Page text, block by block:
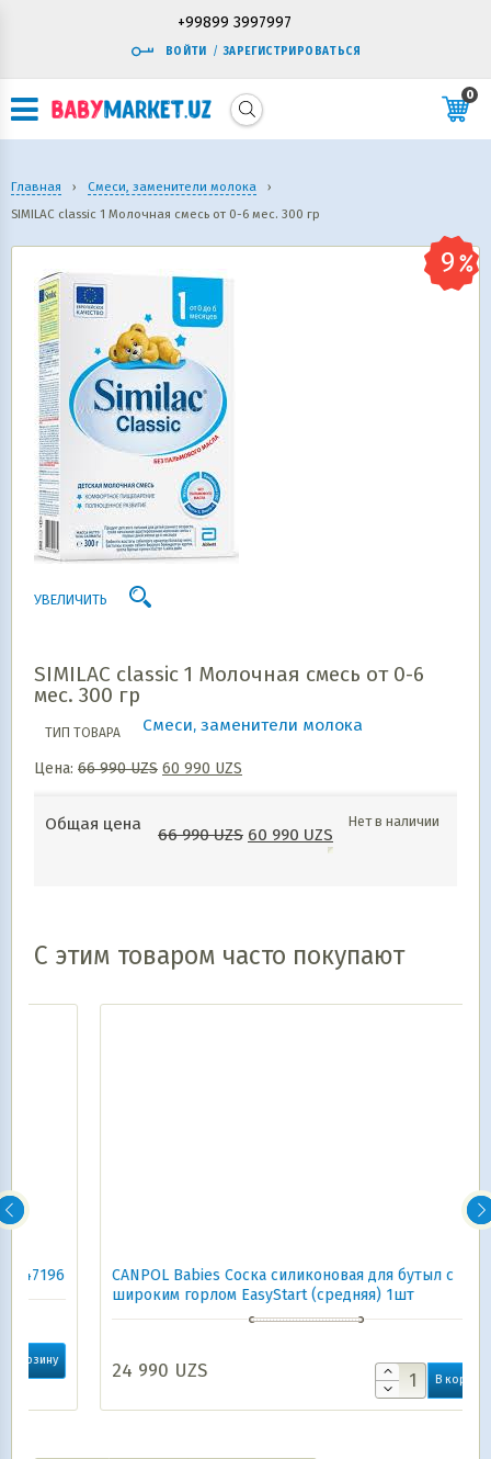
+99899 3997997
ВОЙТИ / ЗАРЕГИСТРИРОВАТЬСЯ
0
Главная › Смеси, заменители молока
›
SIMILAC classic 1 Молочная смесь от 0-6 мес. 300 гр
УВЕЛИЧИТЬ
SIMILAC classic 1 Молочная смесь от 0-6
мес. 300 гр
ТИП ТОВАРА Смеси, заменители молока
Цена: 66 990UZS 60 990 UZS
Общая цена
66 990UZS 60 990 UZS
Нет в наличии
С этим товаром часто покупают
CANPOL Babies Соска силиконовая для бутыл с
широким горлом EasyStart (средняя) 1шт
24 990UZS В корзину